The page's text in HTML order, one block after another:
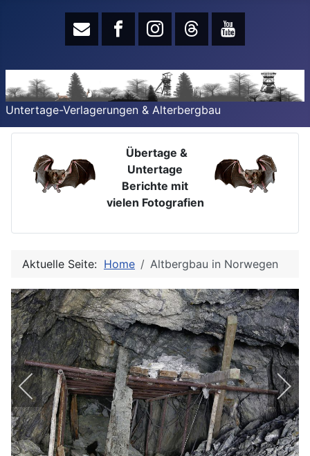
Untertage-Verlagerungen & Alterbergbau
Übertage &
Untertage
Berichte mit
vielen Fotografien
Aktuelle Seite: Home Altbergbau in Norwegen